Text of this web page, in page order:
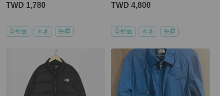
TWD 1,780
全新品 本地 免運
TWD 4,800
全新品 本地 免運